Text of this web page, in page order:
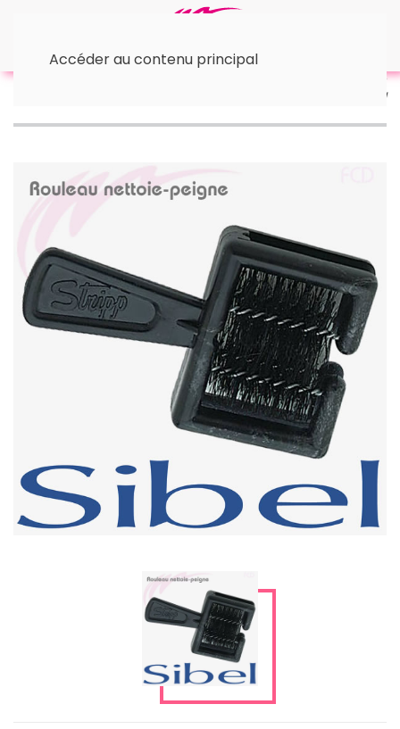
Accéder au contenu principal